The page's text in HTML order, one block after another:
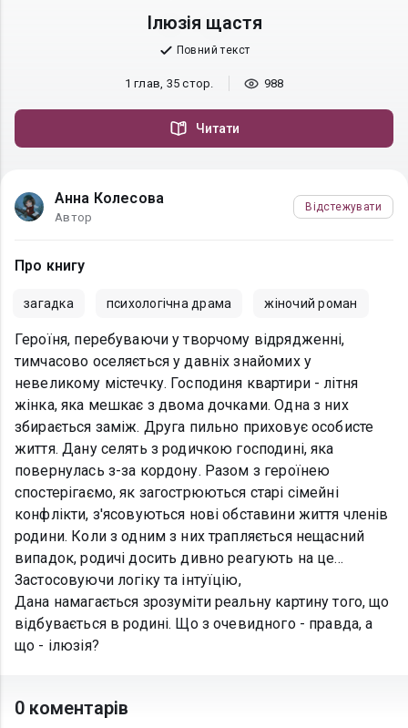
Ілюзія щастя
Повний текст
1 глав, 35 стор. 988
Читати
Анна Колесова
Автор
Відстежувати
Про книгу
загадка психологічна драма жіночий роман
Героїня, перебуваючи у творчому відрядженні,
тимчасово оселяється у давніх знайомих у
невеликому містечку. Господиня квартири - літня
жінка, яка мешкає з двома дочками. Одна з них
збирається заміж. Друга пильно приховує особисте
життя. Дану селять з родичкою господині, яка
повернулась з-за кордону. Разом з героїнею
спостерігаємо, як загострюються старі сімейні
конфлікти, з'ясовуються нові обставини життя членів
родини. Коли з одним з них трапляється нещасний
випадок, родичі досить дивно реагують на це...
Застосовуючи логіку та інтуїцію,
Дана намагається зрозуміти реальну картину того, що
відбувається в родині. Що з очевидного - правда, а
що - ілюзія?
0 коментарів